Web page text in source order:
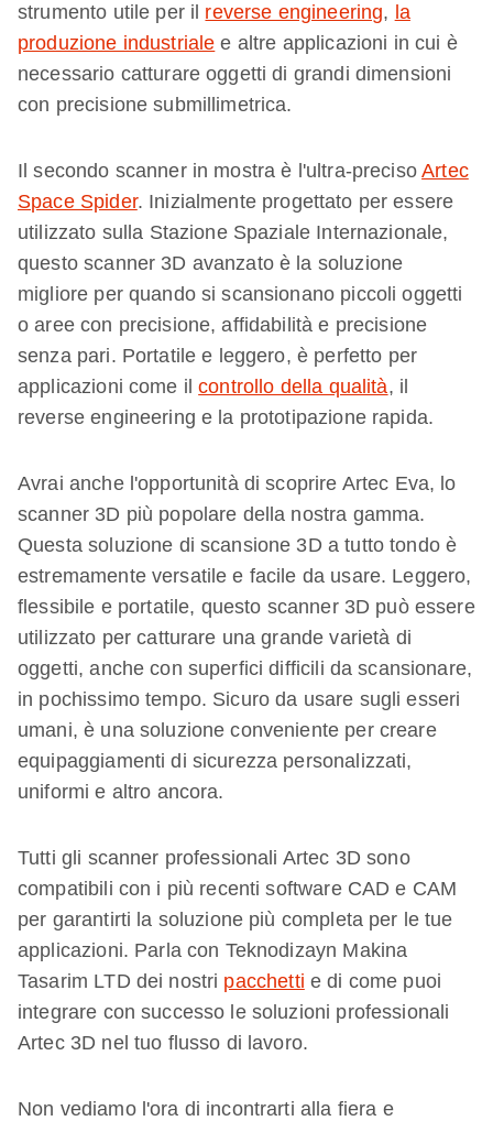
strumento utile per il reverse engineering, la
produzione industriale e altre applicazioni in cui è
necessario catturare oggetti di grandi dimensioni
con precisione submillimetrica.
Il secondo scanner in mostra è l'ultra-precisoArtec
Space Spider. Inizialmente progettato per essere
utilizzato sulla Stazione Spaziale Internazionale,
questo scanner 3D avanzato è la soluzione
migliore per quando si scansionano piccoli oggetti
o aree con precisione, affidabilità e precisione
senza pari. Portatile e leggero, è perfetto per
applicazioni come ilcontrollo della qualità, il
reverse engineering e la prototipazione rapida.
Avrai anche l'opportunità di scoprire Artec Eva, lo
scanner 3D più popolare della nostra gamma.
Questa soluzione di scansione 3D a tutto tondo è
estremamente versatile e facile da usare. Leggero,
flessibile e portatile, questo scanner 3D può essere
utilizzato per catturare una grande varietà di
oggetti, anche con superfici difficili da scansionare,
in pochissimo tempo. Sicuro da usare sugli esseri
umani, è una soluzione conveniente per creare
equipaggiamenti di sicurezza personalizzati,
uniformi e altro ancora.
Tutti gli scanner professionali Artec 3D sono
compatibili con i più recenti software CAD e CAM
per garantirti la soluzione più completa per le tue
applicazioni. Parla con Teknodizayn Makina
Tasarim LTD dei nostri pacchetti e di come puoi
integrare con successo le soluzioni professionali
Artec 3D nel tuo flusso di lavoro.
Non vediamo l'ora di incontrarti alla fiera e